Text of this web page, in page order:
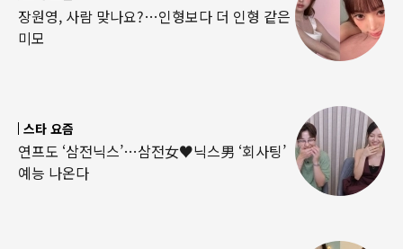
장원영, 사람 맞나요?…인형보다 더 인형 같은
미모
스타 요즘
연프도 ‘삼전닉스’…삼전女♥닉스男 ‘회사팅’
예능 나온다